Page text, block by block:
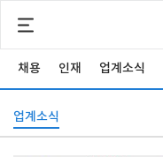
채용 인재 업계소식
업계소식